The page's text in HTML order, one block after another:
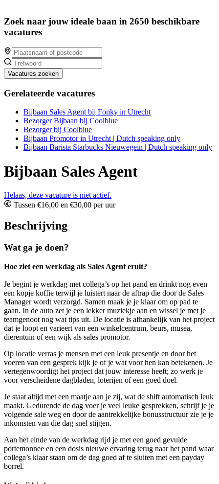
Zoek naar jouw ideale baan in 2650 beschikbare
vacatures
Vacatures zoeken
Gerelateerde vacatures
Bijbaan Sales Agent bij Fonky in Utrecht
Bezorger Bijbaan bij Coolblue
Bezorger bij Coolblue
Bijbaan Promotor in Utrecht | Dutch speaking only
Bijbaan Barista Starbucks Nieuwegein | Dutch speaking only
Bijbaan Sales Agent
Helaas, deze vacature is niet actief.
Tussen €16,00 en €30,00 per uur
Beschrijving
Wat ga je doen?
Hoe ziet een werkdag als Sales Agent eruit?
Je begint je werkdag met collega’s op het pand en drinkt nog even
een kopje koffie terwijl je luistert naar de aftrap die door de Sales
Manager wordt verzorgd. Samen maak je je klaar om op pad te
gaan. In de auto zet je een lekker muziekje aan en wissel je met je
teamgenoot nog wat tips uit. De locatie is afhankelijk van het project
dat je loopt en varieert van een winkelcentrum, beurs, musea,
dierentuin of een wijk als sales promotor.
Op locatie verras je mensen met een leuk presentje en door het
voeren van een gesprek kijk je of je wat voor hen kan betekenen. Je
vertegenwoordigt het project dat jouw interesse heeft; zo werk je
voor verscheidene dagbladen, loterijen of een goed doel.
Je staat altijd met een maatje aan je zij, wat de shift automatisch leuk
maakt. Gedurende de dag voer je veel leuke gesprekken, schrijf je je
volgende sale weg en door de aantrekkelijke bonusstructuur zie je je
inkomsten van die dag snel stijgen.
Aan het einde van de werkdag rijd je met een goed gevulde
portemonnee en een dosis nieuwe ervaring terug naar het pand waar
collega’s klaar staan om de dag goed af te sluiten met een payday
borrel.